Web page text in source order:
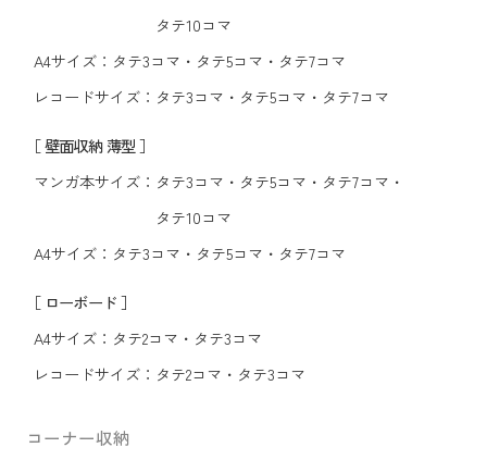
コーナー収納
タテ10コマ
A4サイズ： タテ3コマ ・ タテ5コマ ・ タテ7コマ
レコードサイズ： タテ3コマ ・ タテ5コマ ・ タテ7コマ
［ 壁面収納 薄型 ］
マンガ本サイズ： タテ3コマ ・ タテ5コマ ・ タテ7コマ ・
タテ10コマ
A4サイズ： タテ3コマ ・ タテ5コマ ・ タテ7コマ
［ ローボード ］
A4サイズ： タテ2コマ ・ タテ3コマ
レコードサイズ： タテ2コマ ・ タテ3コマ